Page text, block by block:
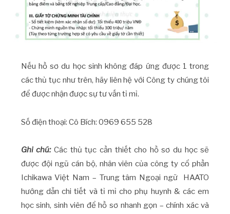
Nếu hồ sơ du học sinh không đáp ứng được 1 trong
các thủ tục như trên, hãy liên hệ với Công ty chúng tôi
để được nhận được sự tư vấn tỉ mỉ.
Số điện thoại: Cô Bích: 0969 655 528
Ghi chú: Các thủ tục cần thiết cho hồ sơ du học sẽ
được đội ngũ cán bộ, nhân viên của công ty cổ phần
Ichikawa Việt Nam – Trung tâm Ngoại ngữ HAATO
hướng dẫn chi tiết và tỉ mỉ cho phụ huynh & các em
học sinh, sinh viên để hồ sơ nhanh gọn – chính xác và